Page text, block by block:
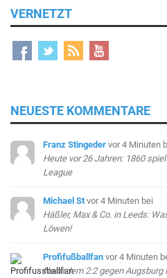
VERNETZT
NEUESTE KOMMENTARE
Franz Stingeder vor 4 Minuten
Heute vor 26 Jahren: 1860
League
Michael St vor 4 Minuten bei
Häßler, Max & Co. in Leeds:
Löwen!
Profifußballfan vor 4 Minuten
Nach dem 2:2 gegen